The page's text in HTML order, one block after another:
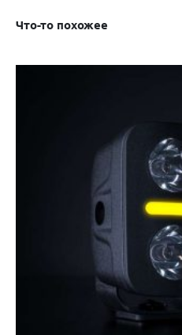
Что-то похожее